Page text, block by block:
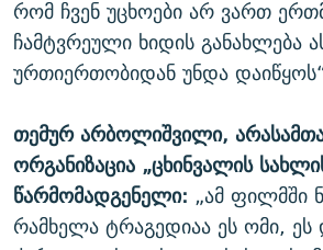
რომ ჩვენ უცხოები არ ვართ
ჩამტვრეული ხიდის განახლება
ურთიერთობიდან უნდა
თემურ არბოლიშვილი,
ორგანიზაცია „ცხინვალის
წარმომადგენელი: „ამ ფილმში
რამხელა ტრაგედიაა ეს ომი, ეს